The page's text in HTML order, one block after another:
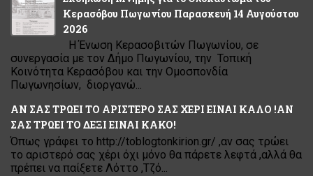
Κερασόβου Πωγωνίου Παρασκευή 14 Αυγούστου
2026
Η Ένωση Κερασοβιτών Πωγωνίου, σε
συνεργασία με τον Δήμο Πωγωνίου, την Τοπική
Κοινότητα Κερασόβου και την Ομοσπονδία
Πωγωνησίων, διοργανώ...
ΑΝ ΣΑΣ ΤΡΩΕΙ ΤΟ ΑΡΙΣΤΕΡΟ ΣΑΣ ΧΕΡΙ ΕΙΝΑΙ ΚΑΛΟ !ΑΝ
ΣΑΣ ΤΡΩΕΙ ΤΟ ΔΕΞΙ ΕΙΝΑΙ ΚΑΚΟ!
Όπως γράφει το http://toblogtonkirion.gr/ ,αν σας τρώει
το αριστερό σας χέρι όχι μόνο θα πάρετε λεφτά ,αλλά θα
πρέπει να παίξετε Λόττο ,Τζό...